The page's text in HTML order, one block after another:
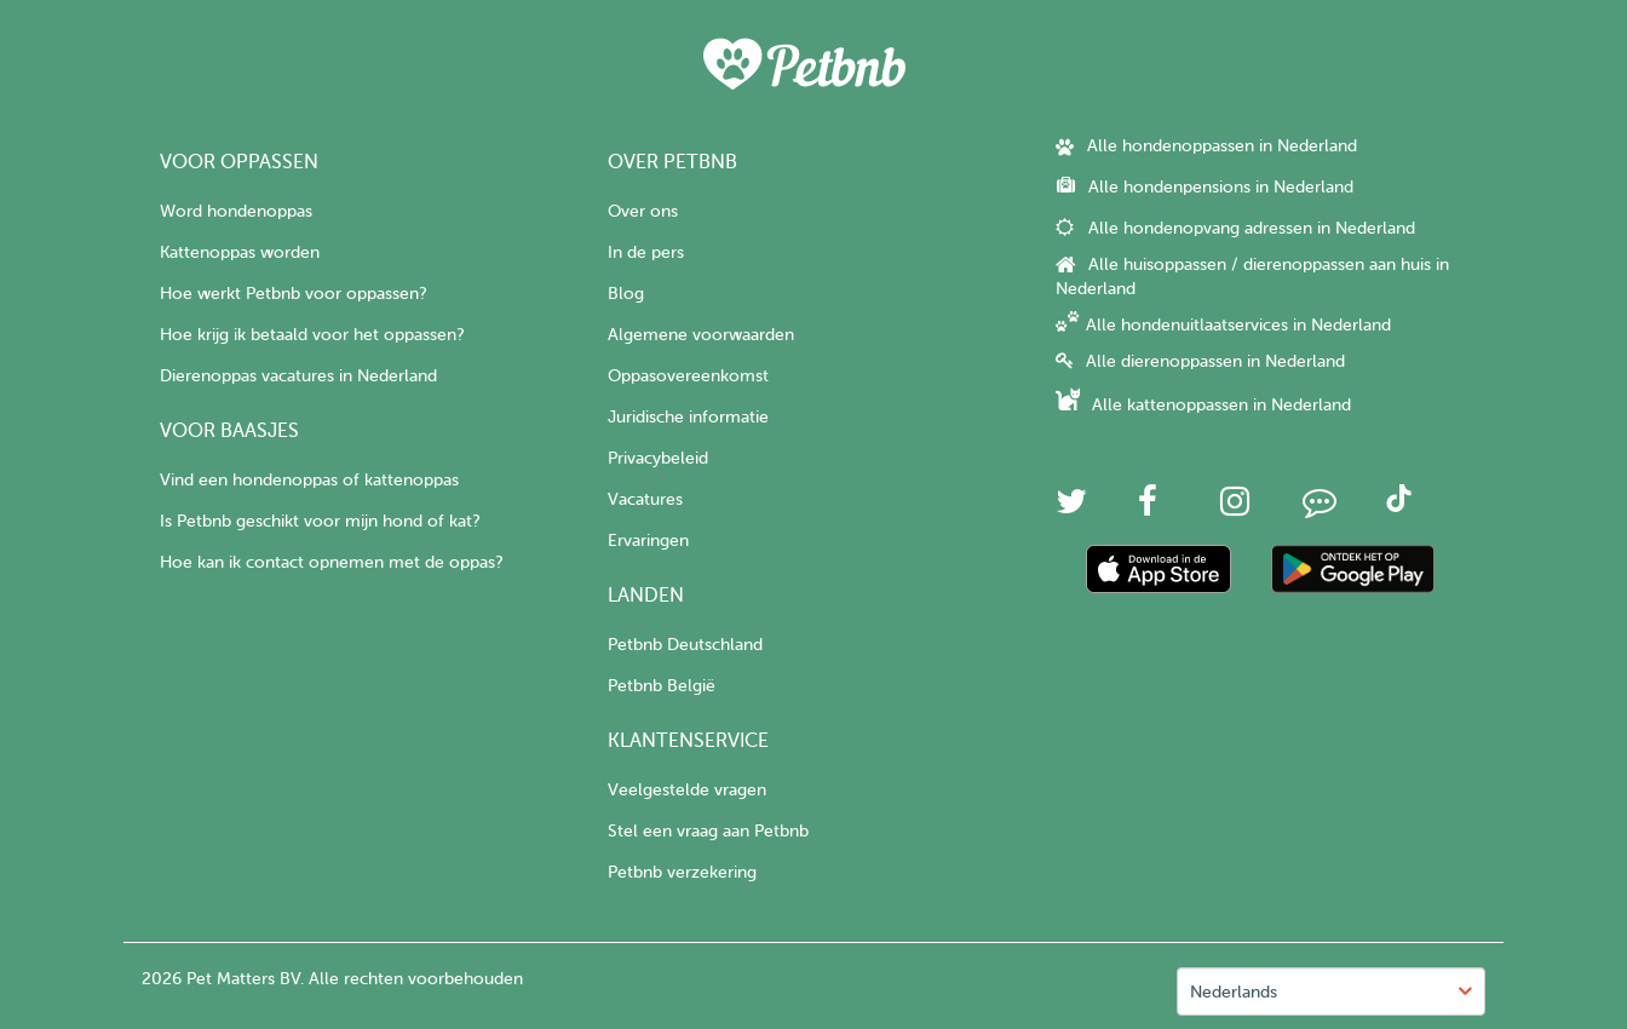
VOOR OPPASSEN
Word hondenoppas
Kattenoppas worden
Hoe werkt Petbnb voor oppassen?
Hoe krijg ik betaald voor het oppassen?
Dierenoppas vacatures in Nederland
VOOR BAASJES
Vind een hondenoppas of kattenoppas
Is Petbnb geschikt voor mijn hond of kat?
Hoe kan ik contact opnemen met de oppas?
OVER PETBNB
Over ons
In de pers
Blog
Algemene voorwaarden
Oppasovereenkomst
Juridische informatie
Privacybeleid
Vacatures
Ervaringen
LANDEN
Petbnb Deutschland
Petbnb België
KLANTENSERVICE
Veelgestelde vragen
Stel een vraag aan Petbnb
Petbnb verzekering
Alle hondenoppassen in Nederland
Alle hondenpensions in Nederland
Alle hondenopvang adressen in Nederland
Alle huisoppassen / dierenoppassen aan huis in
Nederland
Alle hondenuitlaatservices in Nederland
Alle dierenoppassen in Nederland
Alle kattenoppassen in Nederland
2026 Pet Matters BV. Alle rechten voorbehouden
Nederlands